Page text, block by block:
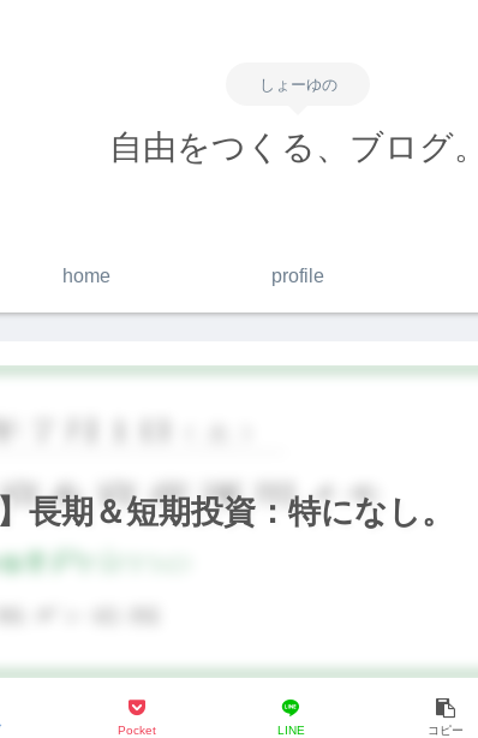
しょーゆの
自由をつくる、ブログ。
home profile
長期＆短期投資：特になし。
Pocket LINE コピー